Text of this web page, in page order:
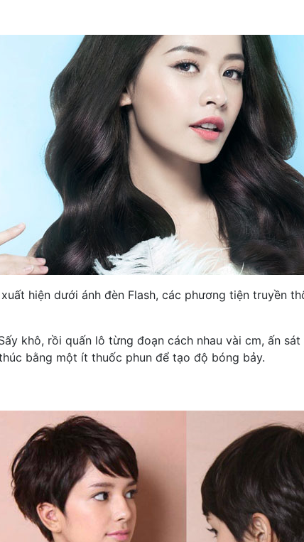
hiện dưới ánh đèn Flash, các phương tiện truyền
khô, rồi quấn lô từng đoạn cách nhau vài cm, ấn
bằng một ít thuốc phun để tạo độ bóng bảy.